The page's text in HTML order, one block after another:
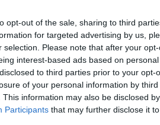
opt-out of the sale, sharing to third
for targeted advertising by us,
selection. Please note that after your
interest-based ads based on
to third parties prior to your
of your personal information by
This information may also be disclosed
Participants that may further disclose it
City Guide